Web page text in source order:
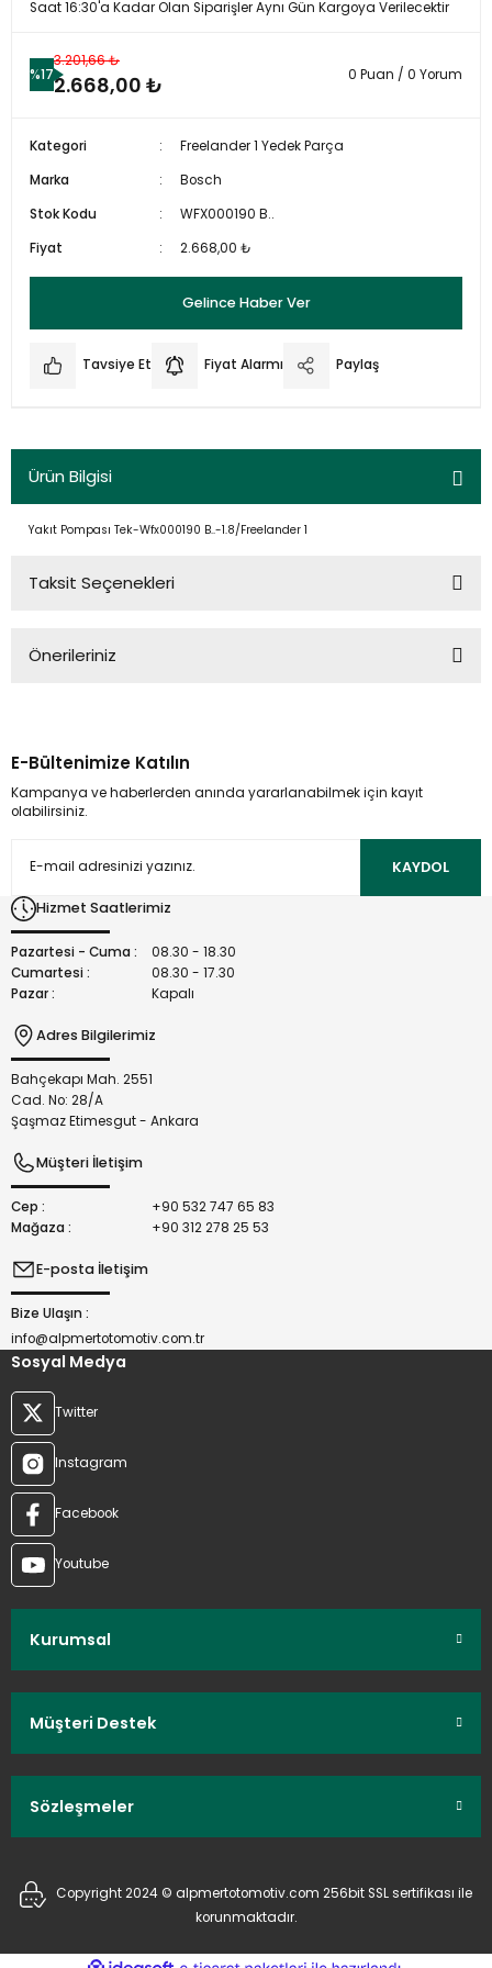
Saat 16:30'a Kadar Olan Siparişler Aynı Gün Kargoya Verilecektir
%17
3.201,66 ₺
2.668,00 ₺ 0 Puan / 0 Yorum
Kategori
Freelander 1 Yedek Parça
Marka
Bosch
Stok Kodu
WFX000190 B..
Fiyat
2.668,00 ₺
Gelince Haber Ver
Tavsiye Et Fiyat Alarmı Paylaş
Ürün Bilgisi
Yakıt Pompası Tek-Wfx000190 B..-1.8/Freelander 1
Taksit Seçenekleri
Önerileriniz
kullanarak tarafımıza iletebilirsiniz.
Görüş ve önerileriniz için teşekkür ederiz.
Ürün açıklamasında eksik bilgiler bulunuyor.
Bu ürüne benzer farklı alternatifler olmalı.
E-Bültenimize Katılın
Kampanya ve haberlerden anında yararlanabilmek için kayıt
olabilirsiniz.
KAYDOL
Hizmet Saatlerimiz
Pazartesi - Cuma :
08.30 - 18.30
Cumartesi :
08.30 - 17.30
Pazar :
Kapalı
Adres Bilgilerimiz
Bahçekapı Mah. 2551
Cad. No: 28/A
Şaşmaz Etimesgut - Ankara
Müşteri İletişim
Cep :
+90 532 747 65 83
Mağaza :
+90 312 278 25 53
E-posta İletişim
Bize Ulaşın :
info@alpmertotomotiv.com.tr
Sosyal Medya
Twitter
Instagram
Facebook
Youtube
Kurumsal
Müşteri Destek
Sözleşmeler
Copyright 2024 © alpmertotomotiv.com 256bit SSL sertifikası ile
korunmaktadır.